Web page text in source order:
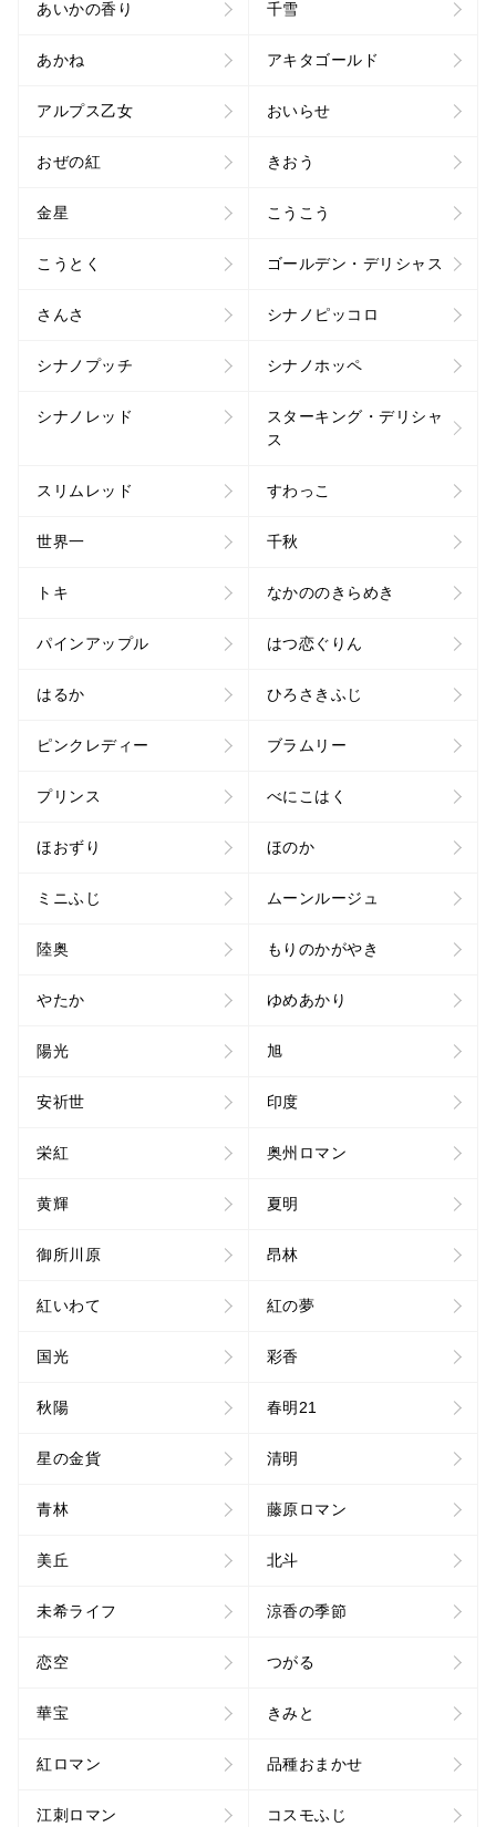
あいかの香り 千雪
あかね アキタゴールド
アルプス乙女 おいらせ
おぜの紅 きおう
金星 こうこう
こうとく ゴールデン・デリシャス
さんさ シナノピッコロ
シナノプッチ シナノホッペ
シナノレッド
スターキング・デリシャ
ス
スリムレッド すわっこ
世界一 千秋
トキ なかののきらめき
パインアップル はつ恋ぐりん
はるか ひろさきふじ
ピンクレディー ブラムリー
プリンス べにこはく
ほおずり ほのか
ミニふじ ムーンルージュ
陸奥 もりのかがやき
やたか ゆめあかり
陽光 旭
安祈世 印度
栄紅 奥州ロマン
黄輝 夏明
御所川原 昂林
紅いわて 紅の夢
国光 彩香
秋陽 春明21
星の金貨 清明
青林 藤原ロマン
美丘 北斗
未希ライフ 涼香の季節
恋空 つがる
華宝 きみと
紅ロマン 品種おまかせ
江刺ロマン コスモふじ